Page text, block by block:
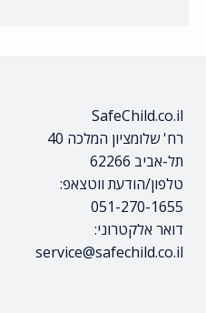
SafeChild.co.il
רח' שלומציון המלכה 40
תל-אביב 62266
טלפון/הודעת ווטצאפ:
051-270-1655
דואר אלקטרוני:
service@safechild.co.il